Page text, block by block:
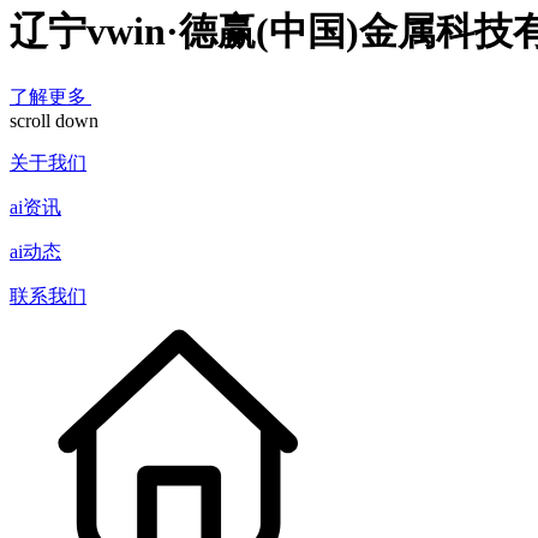
辽宁vwin·德赢(中国)金属科技
了解更多
scroll down
关于我们
ai资讯
ai动态
联系我们